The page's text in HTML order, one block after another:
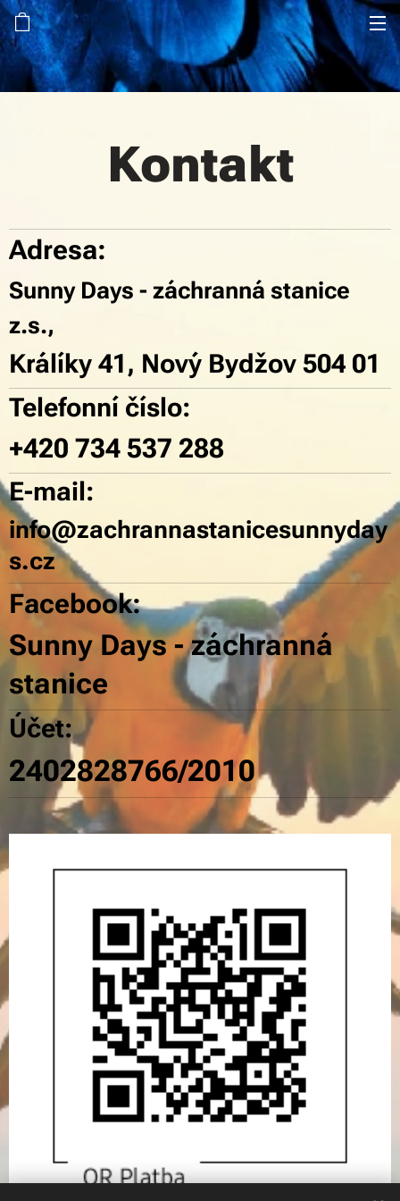
Kontakt
Adresa:
Sunny Days - záchranná stanice
z.s.,
Králíky 41, Nový Bydžov 504 01
Telefonní číslo:
+420 734 537 288
E-mail:
info@zachrannastanicesunnyday
s.cz
Facebook:
Sunny Days - záchranná
stanice
Účet:
2402828766/2010